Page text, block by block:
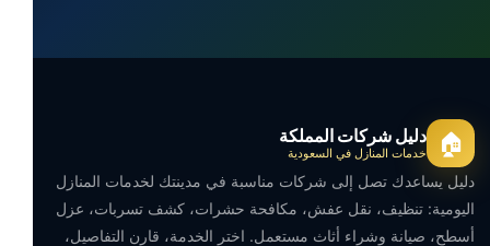
🏠 دليل شركات المملكة
خدمات المنازل في السعودية
دليل يساعدك تصل إلى شركات مناسبة في مدينتك لخدمات المنازل
اليومية: تنظيف، نقل عفش، مكافحة حشرات، كشف تسربات، عزل
أسطح، صيانة وشراء أثاث مستعمل. اختر الخدمة، قارن التفاصيل،